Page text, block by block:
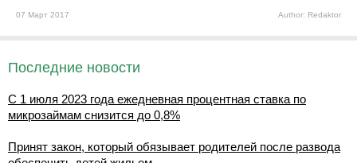
07 Март 2017 Author: Redaktor
Последние новости
С 1 июля 2023 года ежедневная процентная ставка по
микрозаймам снизится до 0,8%
Принят закон, который обязывает родителей после развода